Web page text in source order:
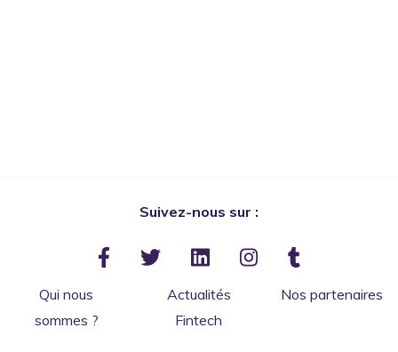
Suivez-nous sur :
Qui nous
sommes ?
Actualités
Fintech
Nos partenaires